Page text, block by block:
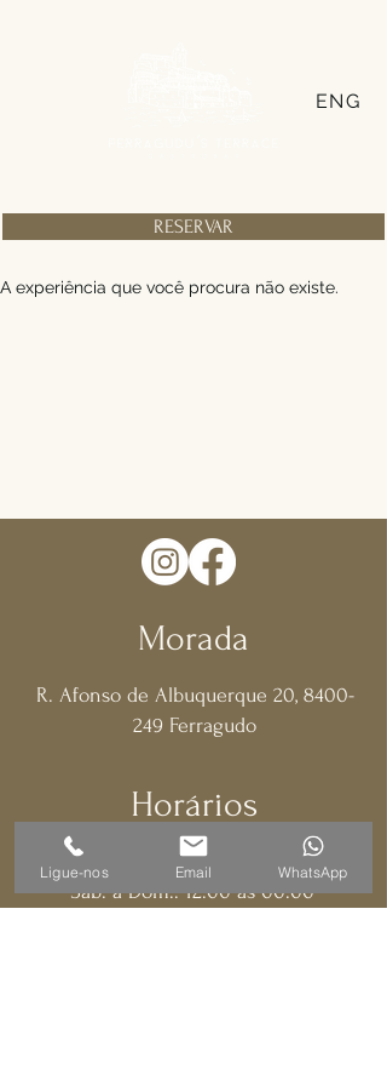
RESERVAR
ENG
A experiência que você procura não existe.
Morada
R. Afonso de Albuquerque 20, 8400-
249 Ferragudo
Horários
Seg. a Sex.: 17:00 às 00:00
​​Sáb. a Dom.: 12:00 às 00:00
Ligue-nos Email WhatsApp